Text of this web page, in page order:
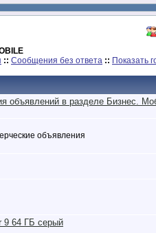
:: Сообщения без ответа :: Показать
объявлений в разделе Бизнес.
объявления
9 64 ГБ серый